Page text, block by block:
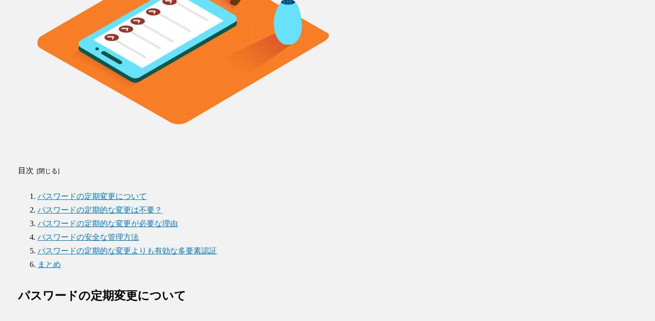
目次
パスワードの定期変更について
パスワードの定期的な変更は不要？
パスワードの定期的な変更が必要な理由
パスワードの安全な管理方法
パスワードの定期的な変更よりも有効な多要素認証
まとめ
パスワードの定期変更について